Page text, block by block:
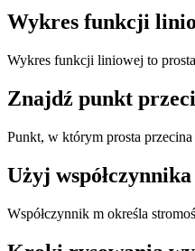
Wykres funkcji
Wykres funkcji liniowej to
Znajdź punkt
Punkt, w którym prosta
Użyj
Współczynnik m określa